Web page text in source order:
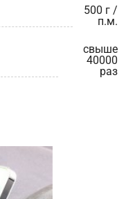
500 г /
п.м.
свыше
40000
раз